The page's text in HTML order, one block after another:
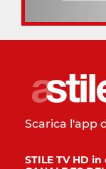
Scarica l'app
STILE TV HD